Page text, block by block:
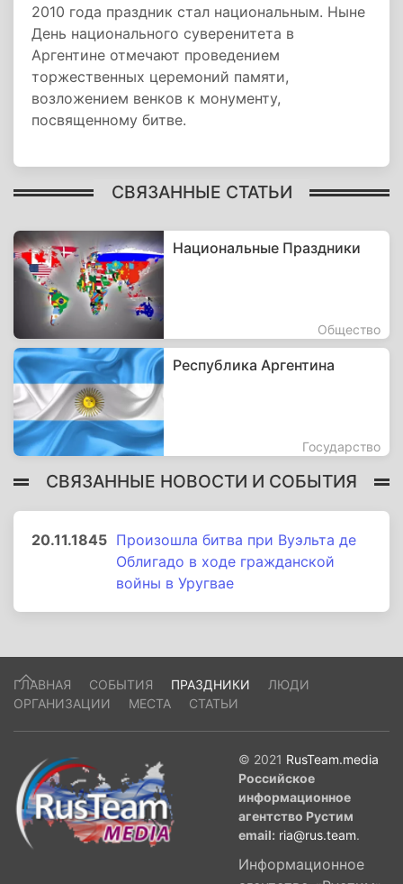
2010 года праздник стал национальным. Ныне
День национального суверенитета в
Аргентине отмечают проведением
торжественных церемоний памяти,
возложением венков к монументу,
посвященному битве.
СВЯЗАННЫЕ СТАТЬИ
Национальные Праздники
Общество
Республика Аргентина
Государство
СВЯЗАННЫЕ НОВОСТИ И СОБЫТИЯ
20.11.1845 Произошла битва при Вуэльта де
Облигадо в ходе гражданской
войны в Уругвае
ГЛАВНАЯ СОБЫТИЯ ПРАЗДНИКИ
ЛЮДИ
ОРГАНИЗАЦИИ
МЕСТА СТАТЬИ
© 2021 RusTeam.media
Российское
информационное
агентство Рустим
email: ria@rus.team.
Информационное